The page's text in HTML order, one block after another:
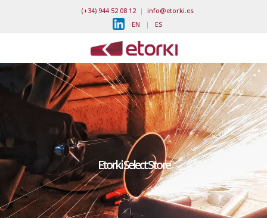
(+34) 944 52 08 12| info@etorki.es
EN | ES
Etorki Select Store